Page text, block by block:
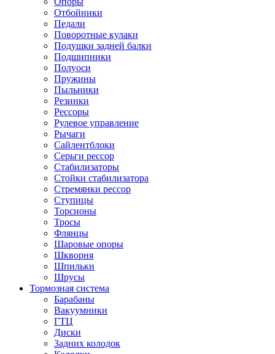
Отбойники
Педали
Поворотные кулаки
Подушки задней балки
Подшипники
Полуоси
Пружины
Пыльники
Резинки
Рессоры
Рулевое управление
Рычаги
Сайлентблоки
Серьги рессор
Стабилизаторы
Стойки стабилизатора
Стремянки рессор
Ступицы
Торсионы
Тросы
Флянцы
Шаровые опоры
Шкворня
Шпильки
Шрусы
Тормозная система
Барабаны
Вакуумники
ГТЦ
Диски
Задних колодок